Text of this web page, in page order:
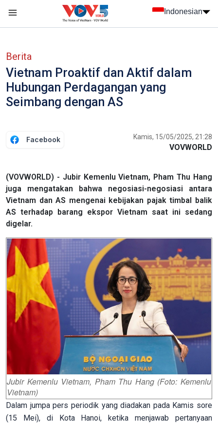
Indonesian
Berita
Vietnam Proaktif dan Aktif dalam
Hubungan Perdagangan yang
Seimbang dengan AS
Facebook Kamis, 15/05/2025, 21:28
VOVWORLD
(VOVWORLD) - Jubir Kemenlu Vietnam, Pham Thu Hang
juga mengatakan bahwa negosiasi-negosiasi antara
Vietnam dan AS mengenai kebijakan pajak timbal balik
AS terhadap barang ekspor Vietnam saat ini sedang
digelar.
Jubir Kemenlu Vietnam, Pham Thu Hang (Foto: Kemenlu
Vietnam)
Dalam jumpa pers periodik yang diadakan pada Kamis sore
(15 Mei), di Kota Hanoi, ketika menjawab pertanyaan